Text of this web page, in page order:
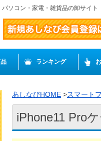
ソコン・家電・雑貨品の卸サイ
ランキング
あしなびHOME >スマート
iPhone11 Pro